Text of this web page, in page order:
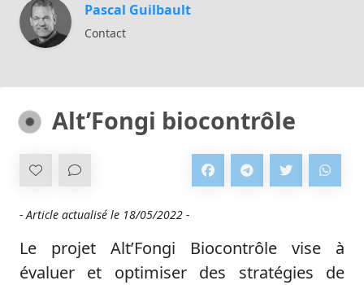
Pascal Guilbault
Contact
Alt’Fongi biocontrôle
- Article actualisé le 18/05/2022 -
Le projet Alt’Fongi Biocontrôle vise à
évaluer et optimiser des stratégies de